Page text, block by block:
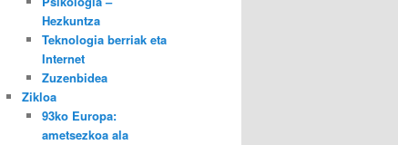
Hezkuntza
Teknologia berriak eta
Internet
Zuzenbidea
Zikloa
93ko Europa:
ametsezkoa ala